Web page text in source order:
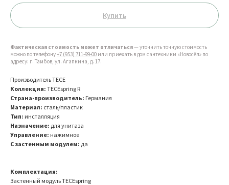
Купить
Фактическая стоимость может отличаться— уточнить точную стоимость
можно по телефону+7 (953) 711-99-00 или приехать в дом сантехники «Новосёл» по
адресу: г. Тамбов, ул. Агапкина, д. 17.
Производитель TECE
Коллекция: TECEspring R
Страна-производитель: Германия
Материал: сталь/пластик
Тип: инсталляция
Назначение: для унитаза
Управление: нажимное
С застенным модулем: да
Комплектация:
Застенный модуль TECEspring